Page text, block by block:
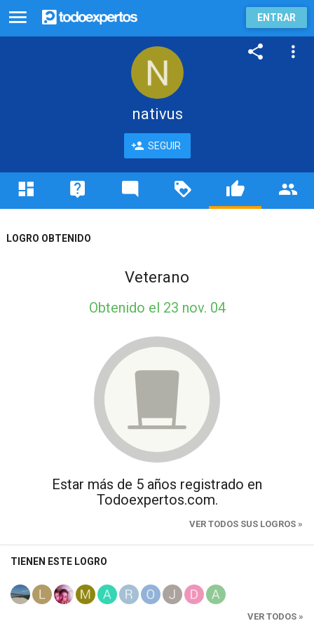
ENTRAR
nativus
SEGUIR
LOGRO OBTENIDO
Veterano
Obtenido el 23 nov. 04
Estar más de 5 años registrado en
Todoexpertos.com.
VER TODOS SUS LOGROS »
TIENEN ESTE LOGRO
VER TODOS »